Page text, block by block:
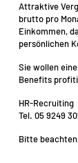
Attraktive
brutto pro
Einkommen,
persönlichen
Sie wollen
Benefits
HR-Recruiting
Tel. 05 9249
Bitte